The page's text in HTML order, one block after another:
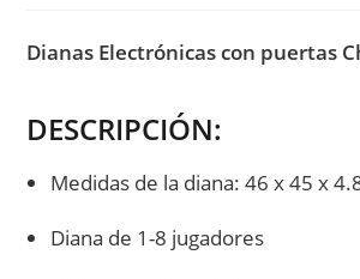
entrada:
Dianas Electrónicas con puertas
DESCRIPCIÓN:
Medidas de la diana: 46 x 45 x
Diana de 1-8 jugadores